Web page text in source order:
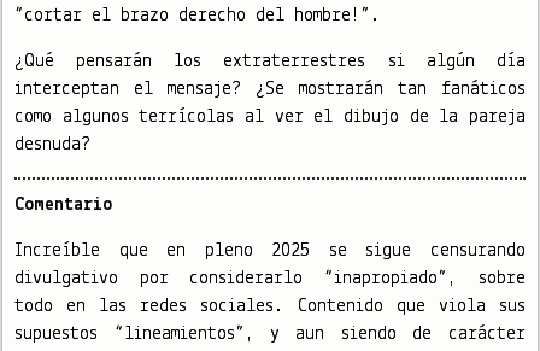
“cortar el brazo derecho del hombre!”.
¿Qué pensarán los extraterrestres si algún día
interceptan el mensaje? ¿Se mostrarán tan fanáticos
como algunos terrícolas al ver el dibujo de la pareja
desnuda?
Comentario
Increíble que en pleno 2025 se sigue censurando
divulgativo por considerarlo “inapropiado”, sobre
todo en las redes sociales. Contenido que viola sus
supuestos “lineamientos”, y aun siendo de carácter